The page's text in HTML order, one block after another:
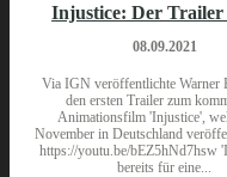
Injustice: Der Trailer
08.09.2021
Via IGN veröffentlichte Warner
den ersten Trailer zum
Animationsfilm 'Injustice',
November in Deutschland
https://youtu.be/bEZ5hNd7hsw 'Injustice' ist
bereits für eine...